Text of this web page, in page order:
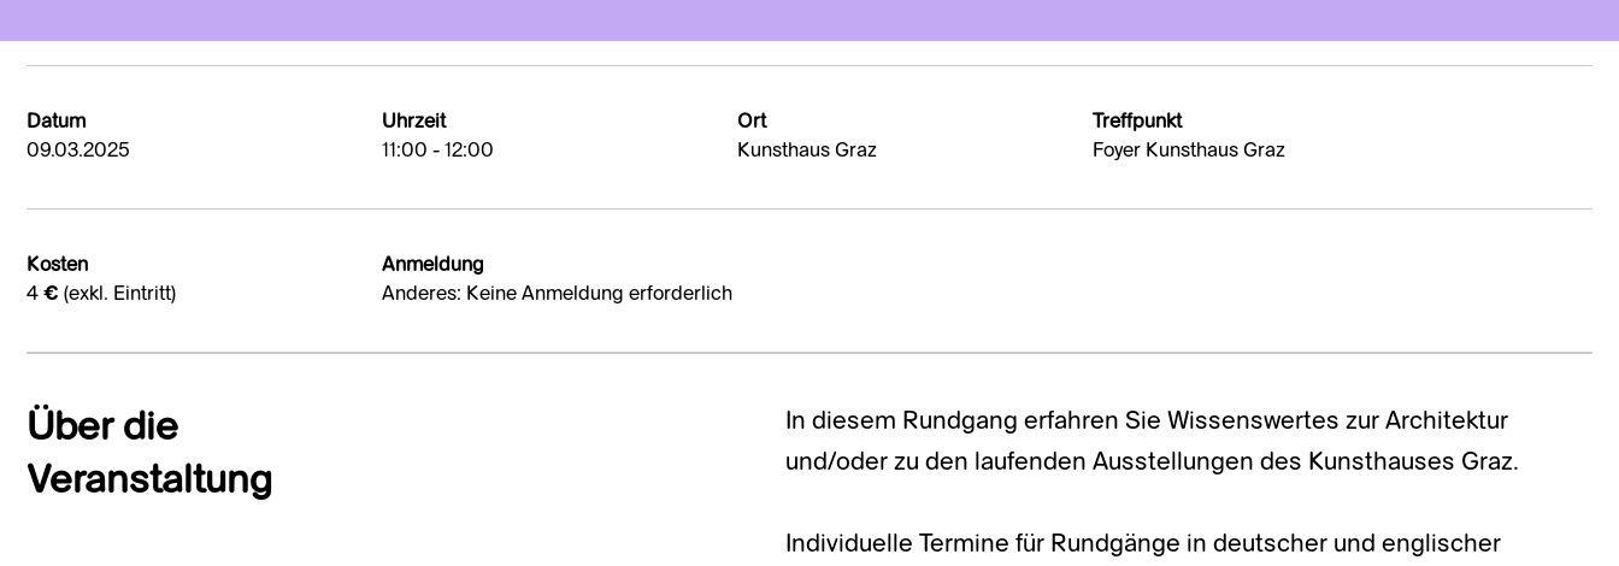
Datum
09.03.2025
Uhrzeit
11:00 - 12:00
Ort
Kunsthaus Graz
Treffpunkt
Foyer Kunsthaus Graz
Kosten
4 € (exkl. Eintritt)
Anmeldung
Anderes: Keine Anmeldung erforderlich
Über die
Veranstaltung
In diesem Rundgang erfahren Sie Wissenswertes zur Architektur
und/oder zu den laufenden Ausstellungen des Kunsthauses Graz.
Individuelle Termine für Rundgänge in deutscher und englischer